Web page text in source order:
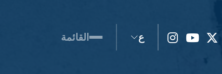
ع القائمة